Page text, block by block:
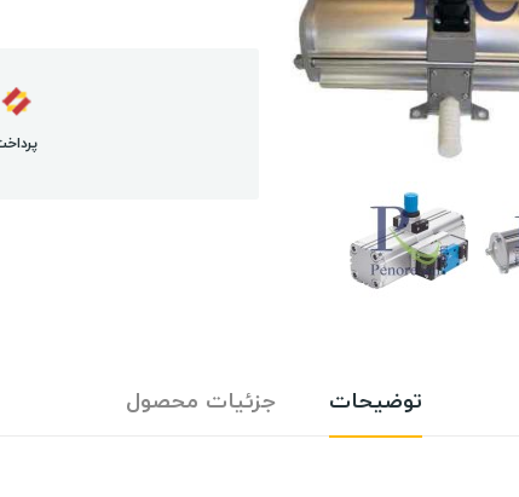
توضیحات جزئیات محصول